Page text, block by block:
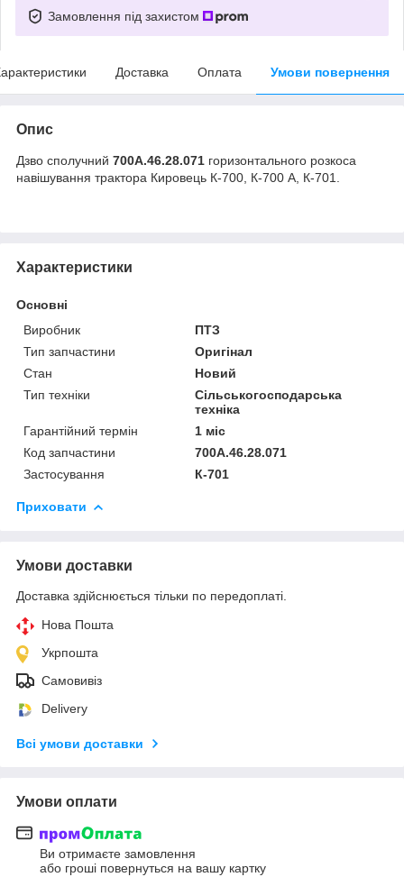
Замовлення під захистом
Доставка Оплата Умови повернення
Опис
Дзво сполучний 700А.46.28.071 горизонтального розкоса
навішування трактора Кировець К-700, К-700 А, К-701.
Характеристики
Основні
Виробник
ПТЗ
Тип запчастини
Оригінал
Стан
Новий
Тип техніки
Сільськогосподарська
техніка
Гарантійний термін
1 міс
Код запчастини
700А.46.28.071
Застосування
К-701
Приховати
Умови доставки
Доставка здійснюється тільки по передоплаті.
Нова Пошта
Укрпошта
Самовивіз
Delivery
Всі умови доставки
Умови оплати
Ви отримаєте замовлення
або гроші повернуться на вашу картку